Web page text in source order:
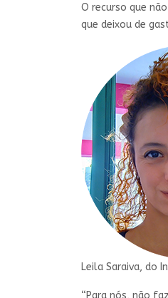
O recurso que
que deixou de
Leila Saraiva, do
“Para nós, não